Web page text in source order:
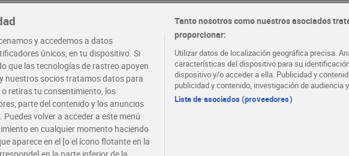
Folletos y Tiendas
cercana
CADA DIA · EMPLEO
y accedemos a datos
únicos, en tu dispositivo. Si
que las tecnologías de rastreo apoyen
nuestros socios tratamos datos para
retiras tu consentimiento, los
parte del contenido y los anuncios
volver a acceder a este menú
en cualquier momento haciendo
aparece en el [o el ícono flotante en la
Tanto nosotros como nuestros asociados
proporcionar:
Utilizar datos de localización geográfica precisa.
características del dispositivo para su
dispositivo y/o acceder a ella. Publicidad y
publicidad y contenido, investigación de audiencia
Lista de asociados (proveedores)